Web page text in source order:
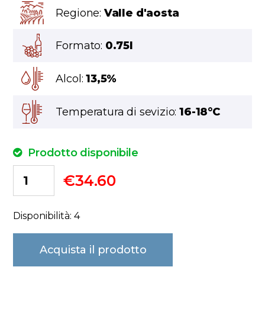
Regione: Valle d'aosta
Formato: 0.75l
Alcol:13,5%
Temperatura di sevizio:16-18°C
Prodotto disponibile
€34.60
Disponibilità: 4
Acquista il prodotto